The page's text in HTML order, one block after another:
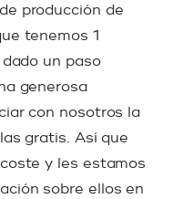
producción de
tenemos 1
un paso
generosa
con nosotros la
gratis. Así que
y les estamos
sobre ellos en